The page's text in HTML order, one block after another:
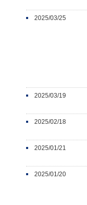
2025/03/25
2025/03/19
2025/02/18
2025/01/21
2025/01/20